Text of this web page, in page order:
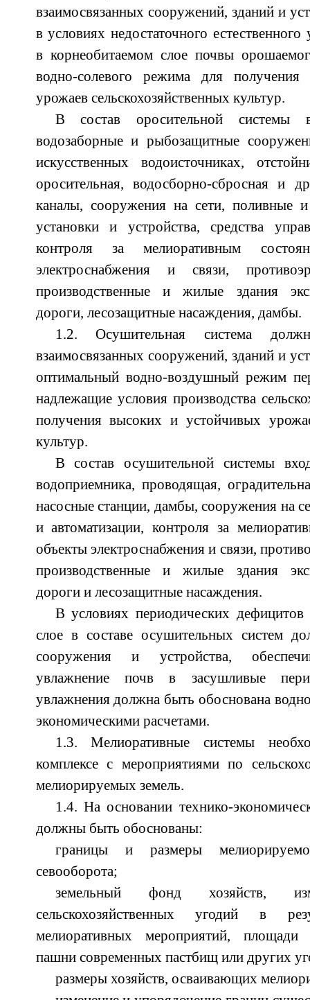
взаимосвязанных сооружений, зданий и
в условиях недостаточного
в корнеобитаемом слое почвы
водно-солевого режима для
урожаев сельскохозяйственных культур.
В состав оросительной системы
водозаборные и рыбозащитные
искусственных водоисточниках,
оросительная, водосборно-сбросная и
каналы, сооружения на сети, поливные
установки и устройства, средства
контроля за мелиоративным
электроснабжения и связи,
производственные и жилые здания
дороги, лесозащитные насаждения, дамбы.
1.2. Осушительная система
взаимосвязанных сооружений, зданий и
оптимальный водно-воздушный режим
надлежащие условия производства
получения высоких и устойчивых
культур.
В состав осушительной системы
водоприемника, проводящая,
насосные станции, дамбы, сооружения на
и автоматизации, контроля за
объекты электроснабжения и связи,
производственные и жилые здания
дороги и лесозащитные насаждения.
В условиях периодических дефицитов
слое в составе осушительных систем
сооружения и устройства,
увлажнение почв в засушливые
увлажнения должна быть обоснована
экономическими расчетами.
1.3. Мелиоративные системы
комплексе с мероприятиями по
мелиорируемых земель.
1.4. На основании технико-
должны быть обоснованы:
границы и размеры
севооборота;
земельный фонд хозяйств,
сельскохозяйственных угодий в
мелиоративных мероприятий, площади
пашни современных пастбищ или других
размеры хозяйств, осваивающих